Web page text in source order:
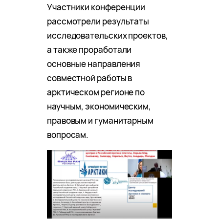
Участники конференции
рассмотрели результаты
исследовательских проектов,
а также проработали
основные направления
совместной работы в
арктическом регионе по
научным, экономическим,
правовым и гуманитарным
вопросам.